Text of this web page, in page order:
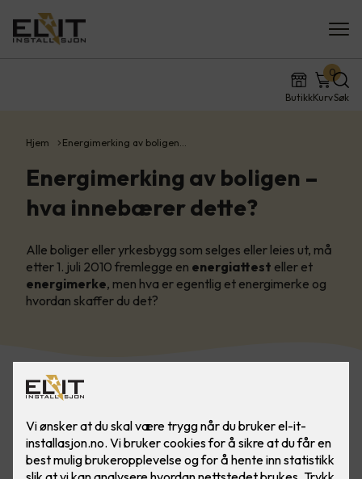
ButikkKurv
0
Søk
Hjem Energimerking av boligen…
Energimerking av boligen –
hva innebærer dette?
Alle boliger eller yrkesbygg som selges eller leies ut, må
etter 1. juli 2010 fremlegge en energiattest eller et
energimerke, men hva er egentlig et energimerke og
hvordan skaffer du det?